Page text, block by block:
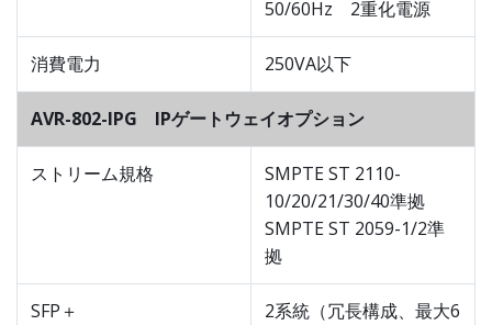
50/60Hz 2重化電源
消費電力 250VA以下
AVR-802-IPG IPゲートウェイオプション
ストリーム規格
SMPTE ST 2110-
10/20/21/30/40準拠
SMPTE ST 2059-1/2準
拠
SFP＋
2系統（冗長構成、最大6